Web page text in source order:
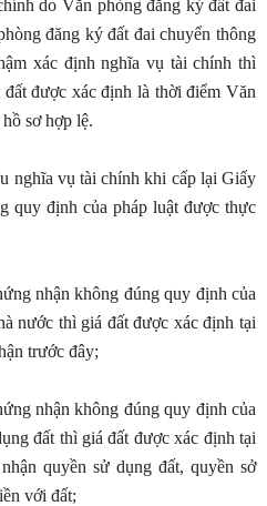
do Văn phòng đăng ký đất đai
đăng ký đất đai chuyển thông
xác định nghĩa vụ tài chính thì
được xác định là thời điểm Văn
sơ hợp lệ.
nghĩa vụ tài chính khi cấp lại Giấy
quy định của pháp luật được thực
nhận không đúng quy định của
nước thì giá đất được xác định tại
trước đây;
nhận không đúng quy định của
đất thì giá đất được xác định tại
quyền sử dụng đất, quyền sở
với đất;